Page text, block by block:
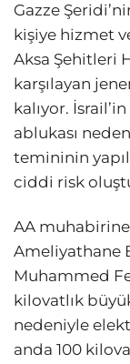
Gazze
kişiye hizmet
Aksa Şehitleri
karşılayan
kalıyor.
ablukası
temininin
ciddi risk
AA
Ameliyathane
Muhammed
kilovatlık
nedeniyle
anda 100